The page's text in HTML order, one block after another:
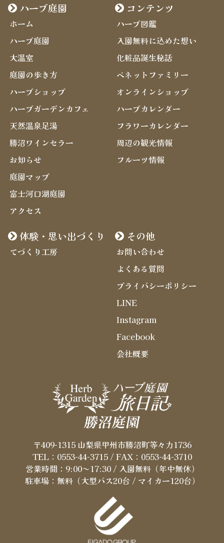
ハーブ庭園
ホーム
ハーブ庭園
大温室
庭園の歩き方
ハーブショップ
ハーブガーデンカフェ
天然温泉足湯
勝沼ワインセラー
お知らせ
庭園マップ
富士河口湖庭園
アクセス
コンテンツ
ハーブ図鑑
入園無料に込めた想い
化粧品誕生秘話
ベネットファミリー
オンラインショップ
ハーブカレンダー
フラワーカレンダー
周辺の観光情報
フルーツ情報
体験・思い出づくり
てづくり工房
その他
お問い合わせ
よくある質問
プライバシーポリシー
LINE
Instagram
Facebook
会社概要
〒409-1315 山梨県甲州市勝沼町等々力1736
TEL：0553-44-3715/ FAX：0553-44-3710
営業時間：9:00～17:30 / 入園無料（年中無休）
駐車場：無料（大型バス20台 / マイカー120台）